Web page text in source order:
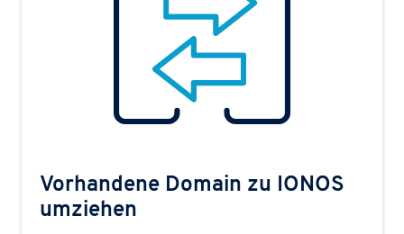
Vorhandene Domain zu IONOS
umziehen